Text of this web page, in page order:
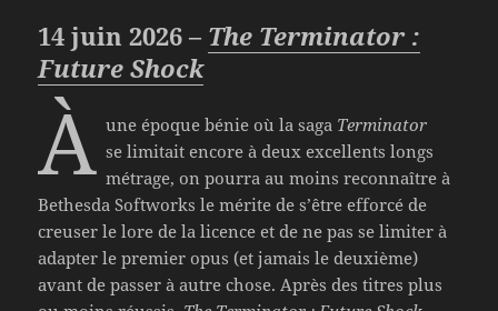
14 juin 2026 – The Terminator :
Future Shock
À une époque bénie où la saga Terminator
se limitait encore à deux excellents longs
métrage, on pourra au moins reconnaître à
Bethesda Softworks le mérite de s’être efforcé de
creuser le lore de la licence et de ne pas se limiter à
adapter le premier opus (et jamais le deuxième)
avant de passer à autre chose. Après des titres plus